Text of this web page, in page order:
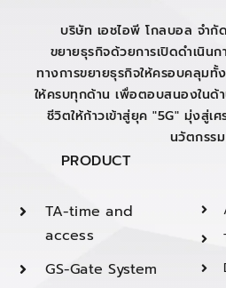
บริษัท เอชไอพี โกลบอล จำกั
ขยายธุรกิจด้วยการเปิดดำเนินก
ทางการขยายธุรกิจให้ครอบคลุมทั้
ให้ครบทุกด้าน เพื่อตอบสนองในด้
ชีวิตให้ก้าวเข้าสู่ยุค "5G" มุ่งสู่เ
นวัตกรรม
PRODUCT
TA-time and
access
GS-Gate System